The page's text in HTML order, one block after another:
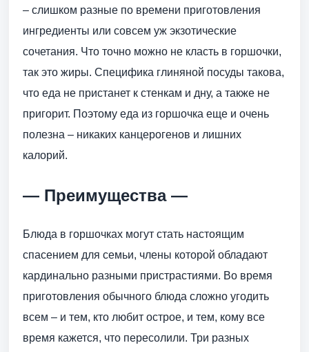
– слишком разные по времени приготовления
ингредиенты или совсем уж экзотические
сочетания. Что точно можно не класть в горшочки,
так это жиры. Специфика глиняной посуды такова,
что еда не пристанет к стенкам и дну, а также не
пригорит. Поэтому еда из горшочка еще и очень
полезна – никаких канцерогенов и лишних
калорий.
— Преимущества —
Блюда в горшочках могут стать настоящим
спасением для семьи, члены которой обладают
кардинально разными пристрастиями. Во время
приготовления обычного блюда сложно угодить
всем – и тем, кто любит острое, и тем, кому все
время кажется, что пересолили. Три разных